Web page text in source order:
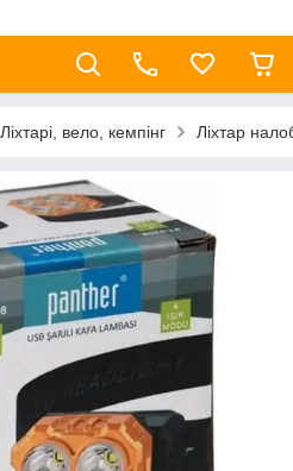
Ліхтарі, вело, кемпінг Ліхтар